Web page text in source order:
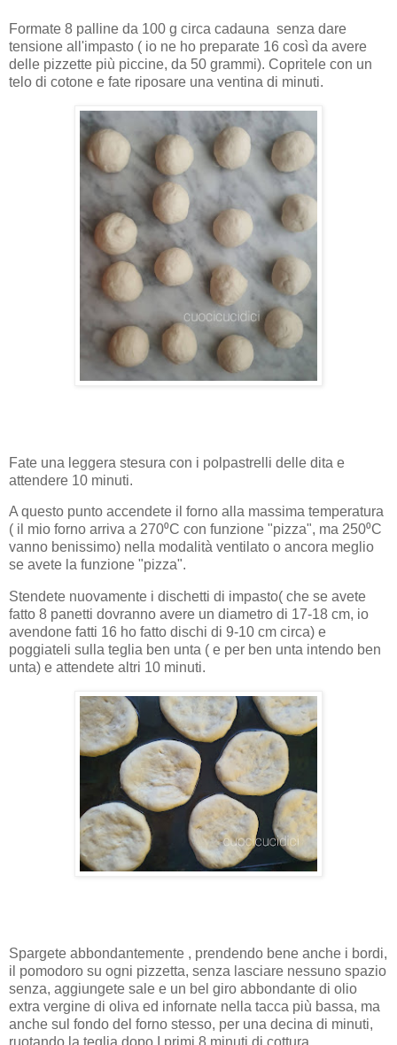
Formate 8 palline da 100 g circa cadauna senza dare
tensione all'impasto ( io ne ho preparate 16 così da avere
delle pizzette più piccine, da 50 grammi). Copritele con un
telo di cotone e fate riposare una ventina di minuti.
Fate una leggera stesura con i polpastrelli delle dita e
attendere 10 minuti.
A questo punto accendete il forno alla massima temperatura
( il mio forno arriva a 270⁰C con funzione "pizza", ma 250⁰C
vanno benissimo) nella modalità ventilato o ancora meglio
se avete la funzione "pizza".
Stendete nuovamente i dischetti di impasto( che se avete
fatto 8 panetti dovranno avere un diametro di 17-18 cm, io
avendone fatti 16 ho fatto dischi di 9-10 cm circa) e
poggiateli sulla teglia ben unta ( e per ben unta intendo ben
unta) e attendete altri 10 minuti.
Spargete abbondantemente , prendendo bene anche i bordi,
il pomodoro su ogni pizzetta, senza lasciare nessuno spazio
senza, aggiungete sale e un bel giro abbondante di olio
extra vergine di oliva ed infornate nella tacca più bassa, ma
anche sul fondo del forno stesso, per una decina di minuti,
ruotando la teglia dopo I primi 8 minuti di cottura.